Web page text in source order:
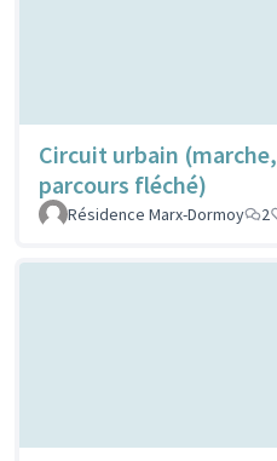
Circuit urbain (marche,
parcours fléché)
Résidence Marx-Dormoy
2